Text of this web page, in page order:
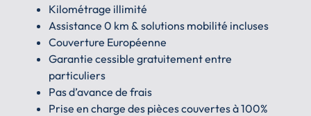
Kilométrage illimité
Assistance 0 km & solutions mobilité incluses
Couverture Européenne
Garantie cessible gratuitement entre
particuliers
Pas d’avance de frais
Prise en charge des pièces couvertes à 100%